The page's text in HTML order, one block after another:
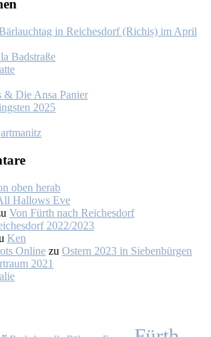
in Rei­ches­dorf (Ri­chiș) im April
Bad­stra­ße
& Die An­sa Pa­nier
2025
oben her­ab
Hal­lows Eve
Von Fürth nach Rei­ches­dorf
2022/2023
Ken
Online zu Os­tern 2023 in Sie­ben­bür­gen
2021